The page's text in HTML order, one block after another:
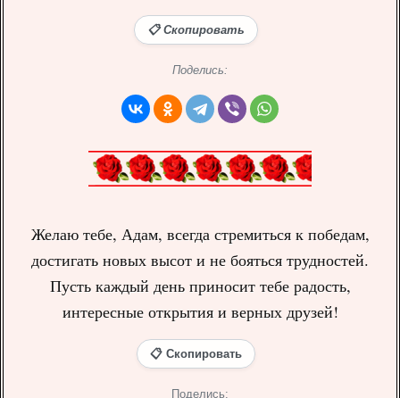
📋 Скопировать
Поделись:
Желаю тебе, Адам, всегда стремиться к победам,
достигать новых высот и не бояться трудностей.
Пусть каждый день приносит тебе радость,
интересные открытия и верных друзей!
📋 Скопировать
Поделись: